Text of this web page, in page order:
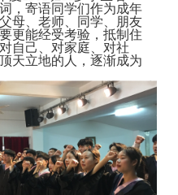
，寄语同学们作为成年
母、老师
同学、朋友
要更能经受考验 ，抵制住
自己、对家庭、对社
天立地的人
，逐渐成为